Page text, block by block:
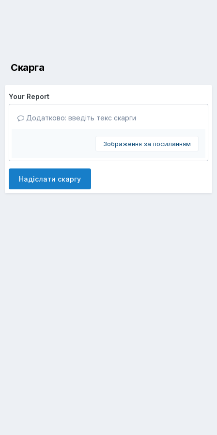
Скарга
Your Report
Додатково: введіть текс скарги
Зображення за посиланням
Надіслати скаргу